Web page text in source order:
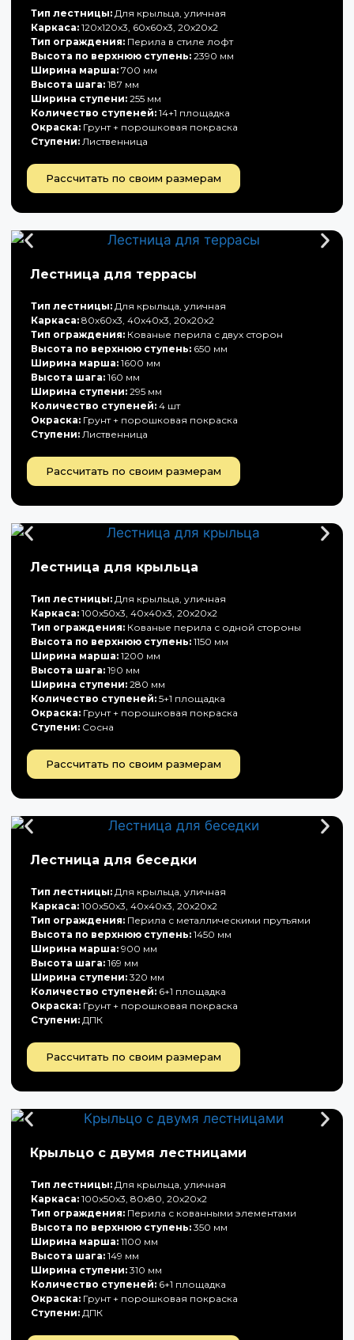
Тип лестницы: Для крыльца, уличная
Каркаса: 120х120х3, 60х60х3, 20х20х2
Тип ограждения: Перила в стиле лофт
Высота по верхнюю ступень: 2390 мм
Ширина марша: 700 мм
Высота шага: 187 мм
Ширина ступени: 255 мм
Количество ступеней: 14+1 площадка
Окраска: Грунт + порошковая покраска
Ступени: Лиственница
Рассчитать по своим размерам
Лестница для террасы
Тип лестницы: Для крыльца, уличная
Каркаса: 80х60х3, 40х40х3, 20х20х2
Тип ограждения: Кованые перила с двух сторон
Высота по верхнюю ступень: 650 мм
Ширина марша: 1600 мм
Высота шага: 160 мм
Ширина ступени: 295 мм
Количество ступеней: 4 шт
Окраска: Грунт + порошковая покраска
Ступени: Лиственница
Рассчитать по своим размерам
Лестница для крыльца
Тип лестницы: Для крыльца, уличная
Каркаса: 100х50х3, 40х40х3, 20х20х2
Тип ограждения: Кованые перила с одной стороны
Высота по верхнюю ступень: 1150 мм
Ширина марша: 1200 мм
Высота шага: 190 мм
Ширина ступени: 280 мм
Количество ступеней: 5+1 площадка
Окраска: Грунт + порошковая покраска
Ступени: Сосна
Рассчитать по своим размерам
Лестница для беседки
Тип лестницы: Для крыльца, уличная
Каркаса: 100х50х3, 40х40х3, 20х20х2
Тип ограждения: Перила с металлическими прутьями
Высота по верхнюю ступень: 1450 мм
Ширина марша: 900 мм
Высота шага: 169 мм
Ширина ступени: 320 мм
Количество ступеней: 6+1 площадка
Окраска: Грунт + порошковая покраска
Ступени: ДПК
Рассчитать по своим размерам
Крыльцо с двумя лестницами
Тип лестницы: Для крыльца, уличная
Каркаса: 100х50х3, 80х80, 20х20х2
Тип ограждения: Перила с кованными элементами
Высота по верхнюю ступень: 350 мм
Ширина марша: 1100 мм
Высота шага: 149 мм
Ширина ступени: 310 мм
Количество ступеней: 6+1 площадка
Окраска: Грунт + порошковая покраска
Ступени: ДПК